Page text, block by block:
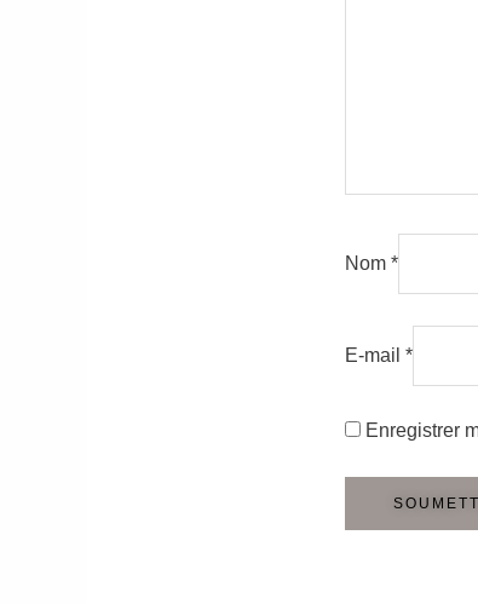
Nom*
E-mail*
Enregistrer